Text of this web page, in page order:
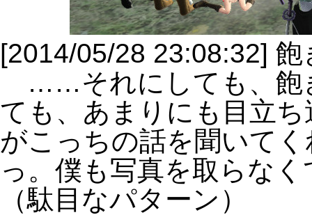
[2014/05/28 23:08:32]
……それにしても、飽
ても、あまりにも目立
がこっちの話を聞いて
っ。僕も写真を取らな
（駄目なパターン）